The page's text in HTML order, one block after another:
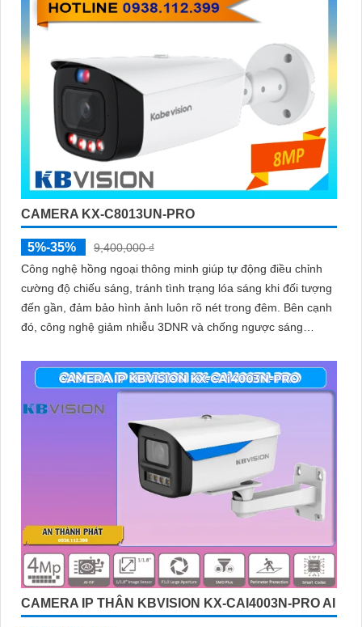
CAMERA KX-C8013UN-PRO
5%-35%
9,400,000 ₫
Công nghệ hồng ngoại thông minh giúp tự động điều chỉnh
cường độ chiếu sáng, tránh tình trạng lóa sáng khi đối tượng
đến gần, đảm bảo hình ảnh luôn rõ nét trong đêm. Bên cạnh
đó, công nghệ giảm nhiễu 3DNR và chống ngược sáng
trong mọi điều kiện ánh sáng phức tạp như ngược sáng
mạnh hay thiếu sáng
CAMERA IP THÂN KBVISION KX-CAI4003N-PRO AI